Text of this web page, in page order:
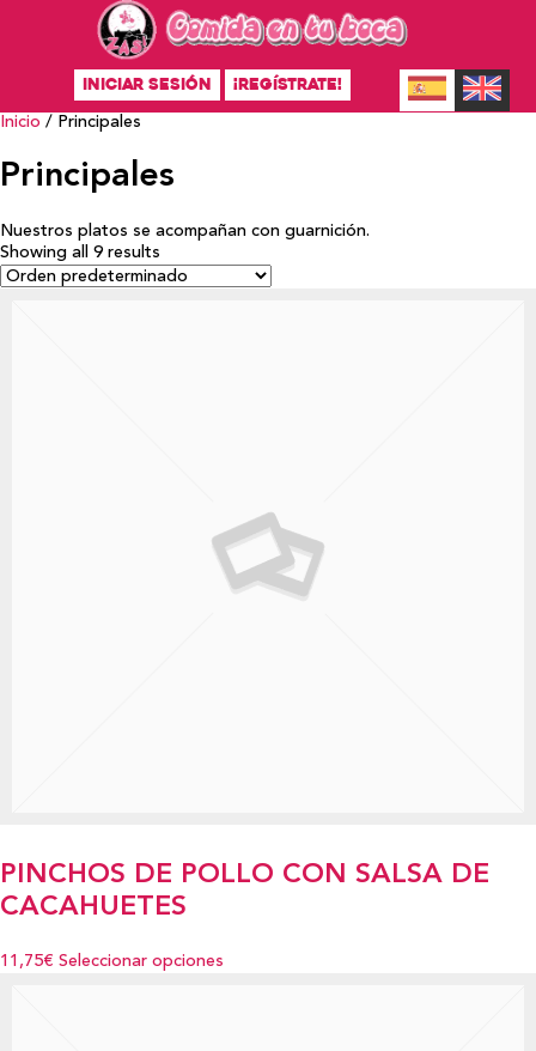
INICIAR SESIÓN ¡REGÍSTRATE!
Inicio / Principales
Principales
Nuestros platos se acompañan con guarnición.
Showing all 9 results
PINCHOS DE POLLO CON SALSA DE
CACAHUETES
11,75€ Seleccionar opciones